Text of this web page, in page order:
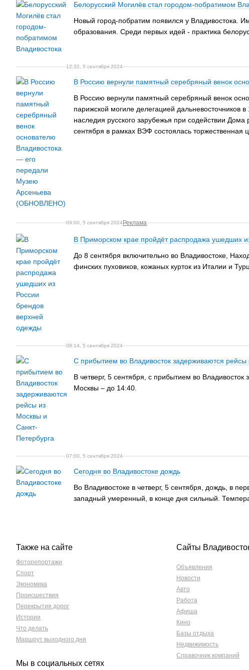
Белорусский Могилёв стал городом-побратимом
Новый город-побратим появился у Владивостока.
образования. Среди первых идей - практика
12:32, 5 сентября 2024
В Россию вернули памятный серебряный венок
В Россию вернули памятный серебряный венок
парижской могиле делегацией дальневосточников
наследия русского зарубежья при содействии
сентября в рамках ВЭФ состоялась торжественная
09:00, 5 сентября 2024 Реклама
В Приморском крае пройдёт распродажа ушедших
До 8 сентября включительно во Владивостоке,
финских пуховиков, кожаных курток из Италии и
08:14, 5 сентября 2024
С прибытием во Владивосток задерживаются рейсы
В четверг, 5 сентября, с прибытием во
Москвы – до 14:40.
07:00, 5 сентября 2024
Сегодня во Владивостоке дождь
Во Владивостоке в четверг, 5 сентября, дождь, в
западный умеренный, в конце дня сильный.
Также на сайте
Фоторепортажи
Спорт
Экономика
Происшествия
Перекрытия дорог
Истории
Что делать
Маршрут выходного дня
Мы в социальных сетях
Сайты
Объявления
Новости
Авто
Работа
Афиша
Кино
Базы отдыха
Недвижимость
Справочник компаний